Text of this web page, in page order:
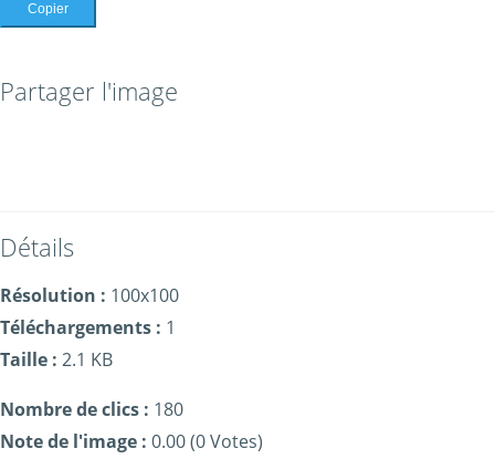
Copier
Partager l'image
Détails
Résolution : 100x100
Téléchargements : 1
Taille : 2.1 KB
Nombre de clics : 180
Note de l'image : 0.00 (0 Votes)